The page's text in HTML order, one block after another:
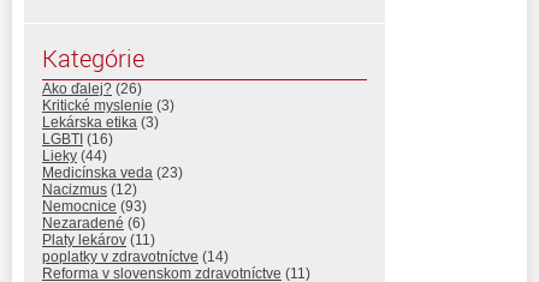
Kategórie
Ako ďalej? (26)
Kritické myslenie (3)
Lekárska etika (3)
LGBTI (16)
Lieky (44)
Medicínska veda (23)
Nacizmus (12)
Nemocnice (93)
Nezaradené (6)
Platy lekárov (11)
poplatky v zdravotníctve (14)
Reforma v slovenskom zdravotníctve (11)